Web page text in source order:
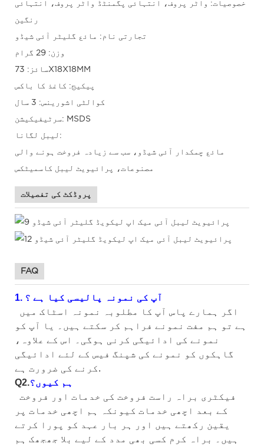
خصوصیات: واٹر پروف، انتہائی پگمنٹڈ واٹر پروف، انتہائی
رنگین
تجارتی نام: مائع گلیٹر آئی شیڈو
وزن: 29 گرام
سائز: 73X18X18MM
پیکیج: کاغذ کا باکس
کوالٹی اشورینس: 3 سال
سرٹیفیکیشن: MSDS
لیبل لگانا:
مائع چمکدار آئی شیڈو، سب سے زیادہ فروخت ہونے والی
مصنوعات، پرائیویٹ لیبل کاسمیٹکس
پروڈکٹ کی تفصیلات
FAQ
1. آپ کی نمونہ پالیسی کیا ہے ؟
اگر ہمارے پاس آپ کا مطلوبہ نمونہ اسٹاک میں
ہے تو ہم مفت نمونے فراہم کر سکتے ہیں۔ یا آپ کو
نمونے کی ادائیگی کرنی ہوگی۔ اس کے علاوہ،
گاہکوں کو نمونے کی شپنگ فیس کے لئے ادائیگی
کرنے کی ضرورت ہے.
Q2.ہم کیوں؟
فیکٹری براہ راست فروخت کی خدمات اور فروخت
کے بعد اچھی خدمات کیونکہ ہم اچھی خدمات پر
یقین رکھتے ہیں اور ہر بار عہد کو پورا کرتے
ہیں۔ براہ کرم کسی بھی مدد کے لیے بلا جھجھک ہم